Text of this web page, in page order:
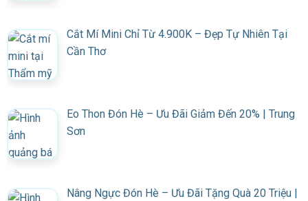
Cắt Mí Mini Chỉ Từ 4.900K – Đẹp Tự Nhiên Tại
Cần Thơ
Eo Thon Đón Hè – Ưu Đãi Giảm Đến 20% | Trung
Sơn
Nâng Ngực Đón Hè – Ưu Đãi Tặng Quà 20 Triệu |